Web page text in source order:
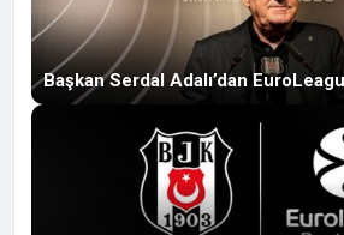
Başkan Serdal Adalı’dan